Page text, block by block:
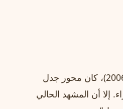
منذ عام 2009 (وبالفترة الأولى 2000‑2006)، كان محور جدل
إلا أن المشهد الحالي